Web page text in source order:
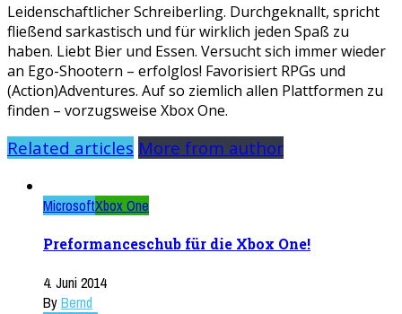
Leidenschaftlicher Schreiberling. Durchgeknallt, spricht
fließend sarkastisch und für wirklich jeden Spaß zu
haben. Liebt Bier und Essen. Versucht sich immer wieder
an Ego-Shootern – erfolglos! Favorisiert RPGs und
(Action)Adventures. Auf so ziemlich allen Plattformen zu
finden – vorzugsweise Xbox One.
Related articles More from author
MicrosoftXbox One
Preformanceschub für die Xbox One!
4. Juni 2014
ByBernd